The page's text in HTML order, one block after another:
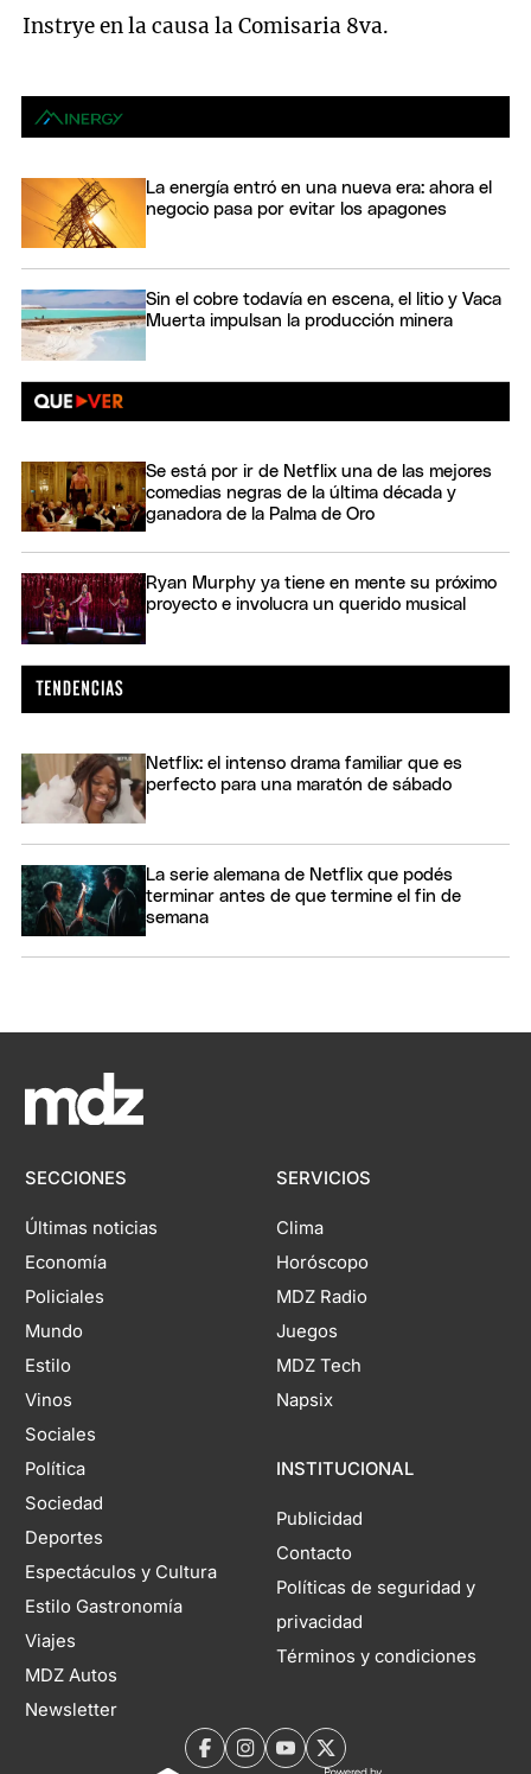
Instrye en la causa la Comisaria 8va.
La energía entró en una nueva era: ahora el
negocio pasa por evitar los apagones
Sin el cobre todavía en escena, el litio y Vaca
Muerta impulsan la producción minera
Se está por ir de Netflix una de las mejores
comedias negras de la última década y
ganadora de la Palma de Oro
Ryan Murphy ya tiene en mente su próximo
proyecto e involucra un querido musical
Netflix: el intenso drama familiar que es
perfecto para una maratón de sábado
La serie alemana de Netflix que podés
terminar antes de que termine el fin de
semana
SECCIONES
Últimas noticias
Economía
Policiales
Mundo
Estilo
Vinos
Sociales
Política
Sociedad
Deportes
Espectáculos y Cultura
Estilo Gastronomía
Viajes
MDZ Autos
Newsletter
SERVICIOS
Clima
Horóscopo
MDZ Radio
Juegos
MDZ Tech
Napsix
INSTITUCIONAL
Publicidad
Contacto
Políticas de seguridad y
privacidad
Términos y condiciones